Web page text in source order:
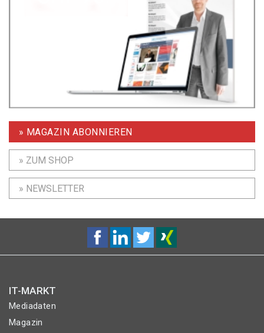
» MAGAZIN ABONNIEREN
» ZUM SHOP
» NEWSLETTER
IT-MARKT
Mediadaten
Magazin